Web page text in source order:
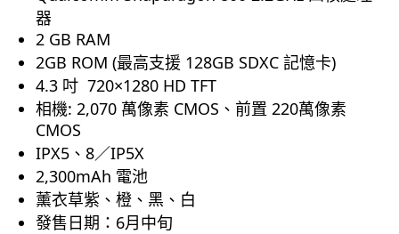
器
2 GB RAM
2GB ROM (最高支援 128GB SDXC 記憶卡)
4.3 吋 720×1280 HD TFT
相機: 2,070 萬像素 CMOS、前置 220萬像素
CMOS
IPX5、8／IP5X
2,300mAh 電池
薰衣草紫、橙、黑、白
發售日期：6月中旬